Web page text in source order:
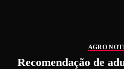
AGRO
Recomendação de